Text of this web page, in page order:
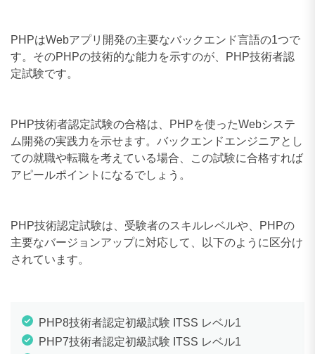
PHPはWebアプリ開発の主要なバックエンド言語の1つで
す。そのPHPの技術的な能力を示すのが、PHP技術者認
定試験です。
PHP技術者認定試験の合格は、PHPを使ったWebシステ
ム開発の実践力を示せます。バックエンドエンジニアとし
ての就職や転職を考えている場合、この試験に合格すれば
アピールポイントになるでしょう。
PHP技術認定試験は、受験者のスキルレベルや、PHPの
主要なバージョンアップに対応して、以下のように区分け
されています。
PHP8技術者認定初級試験 ITSS レベル1
PHP7技術者認定初級試験 ITSS レベル1